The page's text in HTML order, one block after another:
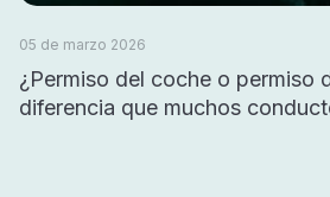
05 de marzo 2026
¿Permiso del coche o permiso
diferencia que muchos